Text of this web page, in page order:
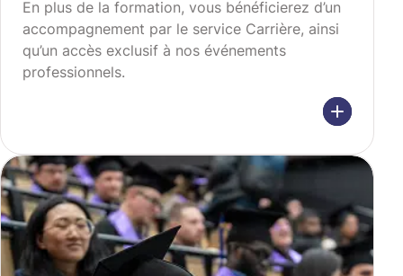
En plus de la formation, vous bénéficierez d’un
accompagnement par le service Carrière, ainsi
qu’un accès exclusif à nos événements
professionnels.